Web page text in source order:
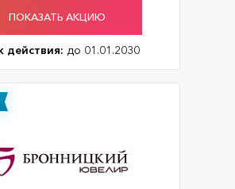
ПОКАЗАТЬ АКЦИЮ
действия: до 01.01.2030